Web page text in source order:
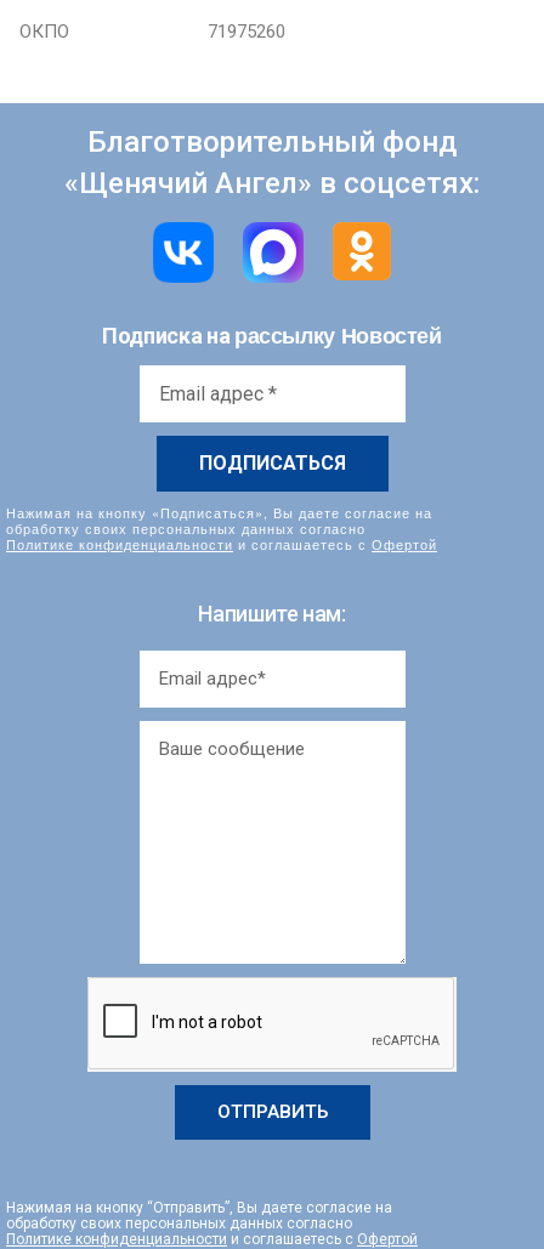
ОКПО
71975260
Благотворительный фонд
«Щенячий Ангел» в соцсетях:
Подписка на рассылку Новостей
Нажимая на кнопку «Подписаться», Вы даете согласие на
обработку своих персональных данных согласно
Политике конфиденциальности и соглашаетесь с Офертой
Напишите нам:
ОТПРАВИТЬ
Нажимая на кнопку “Отправить”, Вы даете согласие на
обработку своих персональных данных согласно
Политике конфиденциальности и соглашаетесь с Офертой